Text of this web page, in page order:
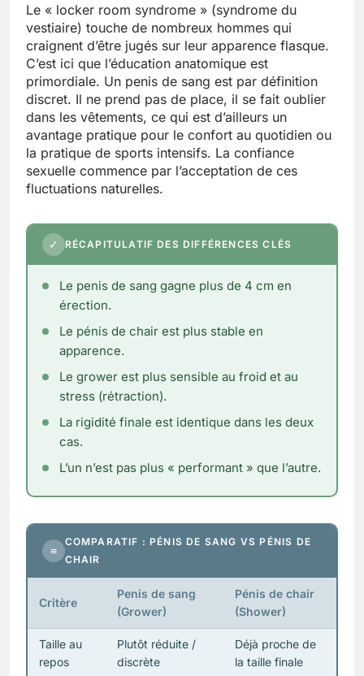
Le « locker room syndrome » (syndrome du
vestiaire) touche de nombreux hommes qui
craignent d’être jugés sur leur apparence flasque.
C’est ici que l’éducation anatomique est
primordiale. Un penis de sang est par définition
discret. Il ne prend pas de place, il se fait oublier
dans les vêtements, ce qui est d’ailleurs un
avantage pratique pour le confort au quotidien ou
la pratique de sports intensifs. La confiance
sexuelle commence par l’acceptation de ces
fluctuations naturelles.
✓ RÉCAPITULATIF DES DIFFÉRENCES CLÉS
Le penis de sang gagne plus de 4 cm en
érection.
Le pénis de chair est plus stable en
apparence.
Le grower est plus sensible au froid et au
stress (rétraction).
La rigidité finale est identique dans les deux
cas.
L’un n’est pas plus « performant » que l’autre.
≡
COMPARATIF : PÉNIS DE SANG VS PÉNIS DE
CHAIR
Critère
Penis de sang
(Grower)
Pénis de chair
(Shower)
Taille au
repos
Plutôt réduite /
discrète
Déjà proche de
la taille finale